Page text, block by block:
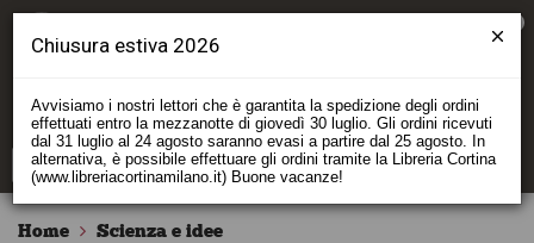
Home
Scienza e idee
Chiusura estiva 2026
Avvisiamo i nostri lettori che è garantita la spedizione degli ordini
effettuati entro la mezzanotte di giovedì 30 luglio. Gli ordini ricevuti
dal 31 luglio al 24 agosto saranno evasi a partire dal 25 agosto. In
alternativa, è possibile effettuare gli ordini tramite la Libreria Cortina
(www.libreriacortinamilano.it) Buone vacanze!